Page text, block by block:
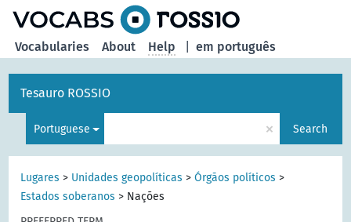
em português
Vocabularies About Help
Tesauro ROSSIO
Portuguese × Search
Lugares > Unidades geopolíticas >Órgãos políticos >
Estados soberanos > Nações